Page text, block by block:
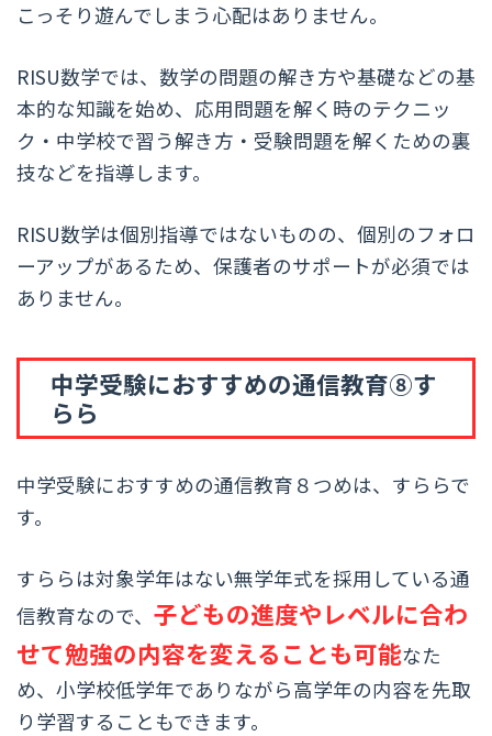
こっそり遊んでしまう心配はありません。
RISU数学では、数学の問題の解き方や基礎などの基
本的な知識を始め、応用問題を解く時のテクニッ
ク・中学校で習う解き方・受験問題を解くための裏
技などを指導します。
RISU数学は個別指導ではないものの、個別のフォロ
ーアップがあるため、保護者のサポートが必須では
ありません。
中学受験におすすめの通信教育⑧す
らら
中学受験におすすめの通信教育８つめは、すららで
す。
すららは対象学年はない無学年式を採用している通
信教育なので、 子どもの進度やレベルに合わ
せて勉強の内容を変えることも可能なた
め、小学校低学年でありながら高学年の内容を先取
り学習することもできます。